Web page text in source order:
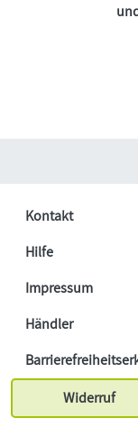
Kontakt
Hilfe
Impressum
Händler
Widerruf